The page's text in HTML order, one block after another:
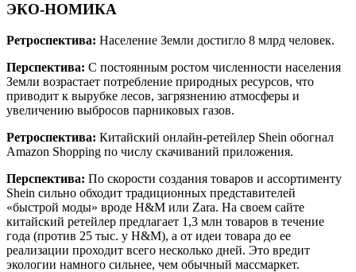
ЭКО-НОМИКА
Ретроспектива: Население Земли достигло 8 млрд человек.
Перспектива: С постоянным ростом численности населения
Земли возрастает потребление природных ресурсов, что
приводит к вырубке лесов, загрязнению атмосферы и
увеличению выбросов парниковых газов.
Ретроспектива: Китайский онлайн-ретейлер Shein обогнал
Amazon Shopping по числу скачиваний приложения.
Перспектива: По скорости создания товаров и ассортименту
Shein сильно обходит традиционных представителей
«быстрой моды» вроде H&M или Zara. На своем сайте
китайский ретейлер предлагает 1,3 млн товаров в течение
года (против 25 тыс. у H&M), а от идеи товара до ее
реализации проходит всего несколько дней. Это вредит
экологии намного сильнее, чем обычный массмаркет.